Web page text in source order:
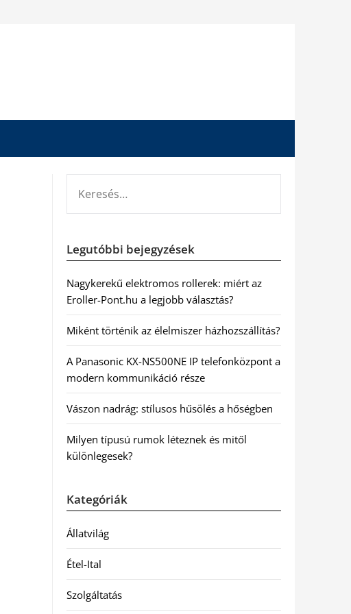
Legutóbbi bejegyzések
Nagykerekű elektromos rollerek: miért az
Eroller-Pont.hu a legjobb választás?
Miként történik az élelmiszer házhozszállítás?
A Panasonic KX-NS500NE IP telefonközpont a
modern kommunikáció része
Vászon nadrág: stílusos hűsölés a hőségben
Milyen típusú rumok léteznek és mitől
különlegesek?
Kategóriák
Állatvilág
Étel-Ital
Szolgáltatás